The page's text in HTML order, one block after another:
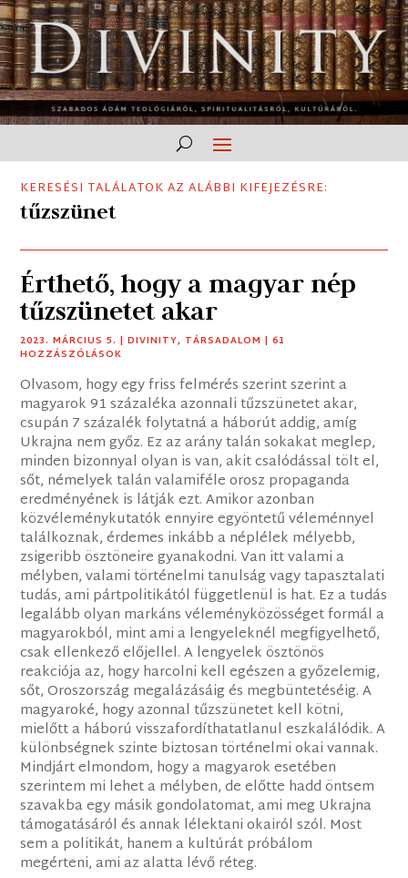
KERESÉSI TALÁLATOK AZ ALÁBBI KIFEJEZÉSRE:
tűzszünet
Érthető, hogy a magyar nép
tűzszünetet akar
2023. MÁRCIUS 5. |DIVINITY, TÁRSADALOM | 61
HOZZÁSZÓLÁSOK
Olvasom, hogy egy friss felmérés szerint szerint a
magyarok 91 százaléka azonnali tűzszünetet akar,
csupán 7 százalék folytatná a háborút addig, amíg
Ukrajna nem győz. Ez az arány talán sokakat meglep,
minden bizonnyal olyan is van, akit csalódással tölt el,
sőt, némelyek talán valamiféle orosz propaganda
eredményének is látják ezt. Amikor azonban
közvéleménykutatók ennyire egyöntetű véleménnyel
találkoznak, érdemes inkább a néplélek mélyebb,
zsigeribb ösztöneire gyanakodni. Van itt valami a
mélyben, valami történelmi tanulság vagy tapasztalati
tudás, ami pártpolitikától függetlenül is hat. Ez a tudás
legalább olyan markáns véleményközösséget formál a
magyarokból, mint ami a lengyeleknél megfigyelhető,
csak ellenkező előjellel. A lengyelek ösztönös
reakciója az, hogy harcolni kell egészen a győzelemig,
sőt, Oroszország megalázásáig és megbüntetéséig. A
magyaroké, hogy azonnal tűzszünetet kell kötni,
mielőtt a háború visszafordíthatatlanul eszkalálódik. A
különbségnek szinte biztosan történelmi okai vannak.
Mindjárt elmondom, hogy a magyarok esetében
szerintem mi lehet a mélyben, de előtte hadd öntsem
szavakba egy másik gondolatomat, ami meg Ukrajna
támogatásáról és annak lélektani okairól szól. Most
sem a politikát, hanem a kultúrát próbálom
megérteni, ami az alatta lévő réteg.